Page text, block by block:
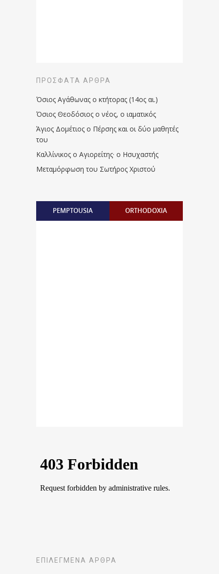
ΠΡΌΣΦΑΤΑ ΆΡΘΡΑ
Όσιος Αγάθωνας ο κτήτορας (14ος αι.)
Όσιος Θεοδόσιος ο νέος, ο ιαματικός
Άγιος Δομέτιος ο Πέρσης και οι δύο μαθητές
του
Καλλίνικος ο Αγιορείτης · ο Ησυχαστής
Μεταμόρφωση του Σωτήρος Χριστού
PEMPTOUSIA ORTHODOXIA
ΕΠΙΛΕΓΜΈΝΑ ΆΡΘΡΑ